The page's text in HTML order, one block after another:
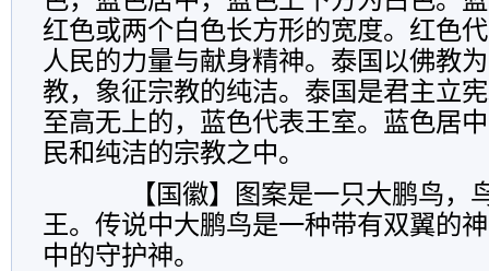
红色或两个白色长方形的宽度。红色
人民的力量与献身精神。泰国以佛教
教，象征宗教的纯洁。泰国是君主立
至高无上的，蓝色代表王室。蓝色居
民和纯洁的宗教之中。
【国徽】图案是一只大鹏鸟，
王。传说中大鹏鸟是一种带有双翼的
中的守护神。